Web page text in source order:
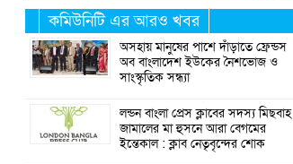
কমিউনিটি এর আরও খবর
অসহায় মানুষের পাশে দাঁড়াতে ফ্রেন্ডস
অব বাংলাদেশ ইউকের নৈশভোজ ও
সাংস্কৃতিক সন্ধ্যা
লন্ডন বাংলা প্রেস ক্লাবের সদস্য মিছবাহ
জামালের মা হুসনে আরা বেগমের
ইন্তেকাল : ক্লাব নেতৃবৃন্দের শোক